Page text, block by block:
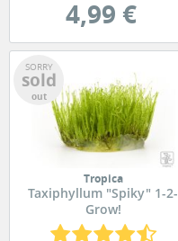
4,99 €
SORRY
sold
out
Tropica
Taxiphyllum "Spiky" 1-2-
Grow!